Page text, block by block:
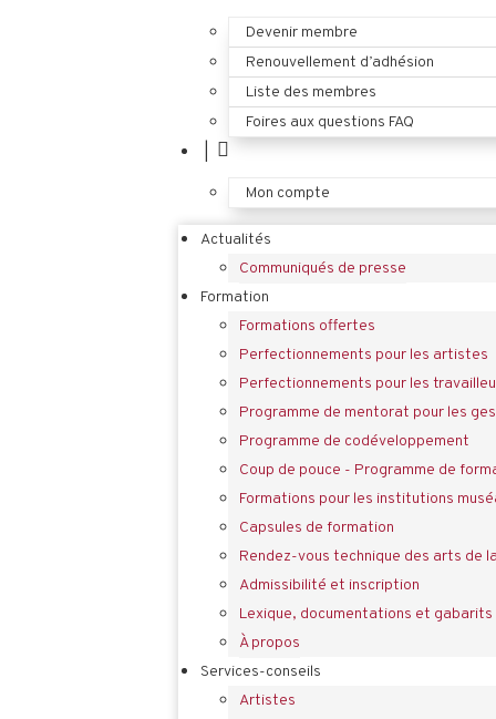
Devenir membre
Renouvellement d’adhésion
Liste des membres
Foires aux questions FAQ
Mon compte
Actualités
Communiqués de presse
Formation
Formations offertes
Perfectionnements pour les artistes
Perfectionnements pour les
Programme de mentorat pour les
Programme de codéveloppement
Coup de pouce - Programme de
Formations pour les institutions
Capsules de formation
Rendez-vous technique des arts de
Admissibilité et inscription
Lexique, documentations et gabarits
À propos
Services-conseils
Artistes